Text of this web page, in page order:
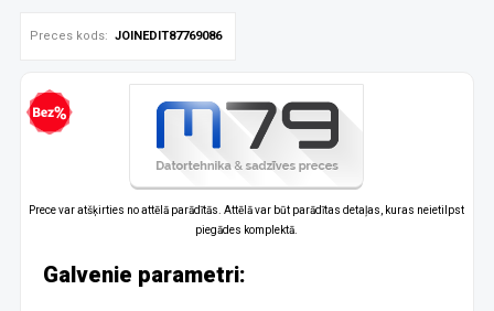
Preces kods: JOINEDIT87769086
kredīts
Prece var atšķirties no attēlā parādītās. Attēlā var būt parādītas detaļas, kuras neietilpst
piegādes komplektā.
Galvenie parametri: